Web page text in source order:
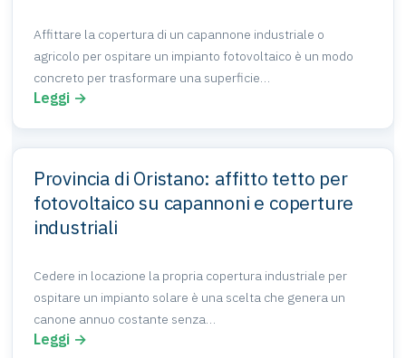
Affittare la copertura di un capannone industriale o
agricolo per ospitare un impianto fotovoltaico è un modo
concreto per trasformare una superficie…
Leggi →
Provincia di Oristano: affitto tetto per
fotovoltaico su capannoni e coperture
industriali
Cedere in locazione la propria copertura industriale per
ospitare un impianto solare è una scelta che genera un
canone annuo costante senza…
Leggi →